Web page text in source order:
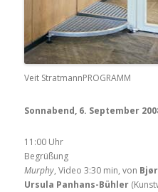
Veit StratmannPROGRAMM
Sonnabend, 6. September
11:00 Uhr
Begrüßung
Murphy, Video 3:30 min, von
Ursula Panhans-Bühler